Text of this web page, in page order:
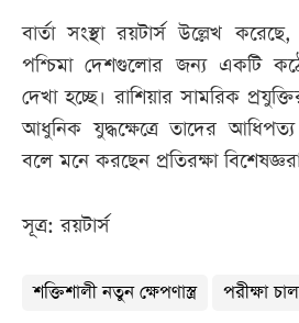
বার্তা সংস্থা রয়টার্স উল্লেখ
পশ্চিমা দেশগুলোর জন্য একটি
দেখা হচ্ছে। রাশিয়ার সামরিক
আধুনিক যুদ্ধক্ষেত্রে তাদের
বলে মনে করছেন প্রতিরক্ষা
সূত্র: রয়টার্স
শক্তিশালী নতুন ক্ষেপণাস্ত্র পরীক্ষা